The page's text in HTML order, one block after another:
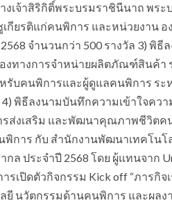
เจ้าสิริกิติ์พระบรมราชินีนาถ พร
กียรติแก่คนพิการ และหน่วยงาน
จำนวนกว่า 500 รางวัล 3) พิธี
งทางการจำหน่ายผลิตภัณฑ์สินค้
บคนพิการและผู้ดูแลคนพิการ ระ
ธีลงนามบันทึกความเข้าใจควา
รส่งเสริม และพัฒนาคุณภาพชีวิต
การ กับ สำนักงานพัฒนาเทคโนโ
ประจำปี 2568 โดย ผู้แทนจาก
เปิดตัวกิจกรรม Kick off “ภารกิ
ยี นวัตกรรมด้านคนพิการ และผลง